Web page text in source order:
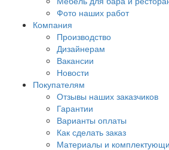
Фото наших работ
Компания
Производство
Дизайнерам
Вакансии
Новости
Покупателям
Отзывы наших заказчиков
Гарантии
Варианты оплаты
Как сделать заказ
Материалы и